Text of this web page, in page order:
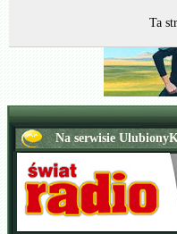
Ta